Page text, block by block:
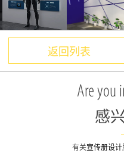
返回列表
Are you
感
有关宣传册设计